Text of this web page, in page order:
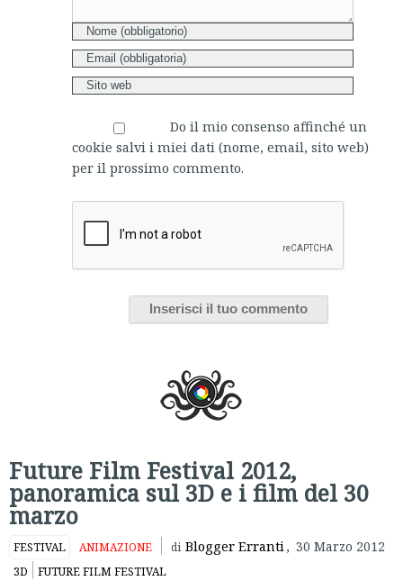
Do il mio consenso affinché un
cookie salvi i miei dati (nome, email, sito web)
per il prossimo commento.
Future Film Festival 2012,
panoramica sul 3D e i film del 30
marzo
FESTIVAL ANIMAZIONE di Blogger Erranti, 30 Marzo 2012
3D FUTURE FILM FESTIVAL